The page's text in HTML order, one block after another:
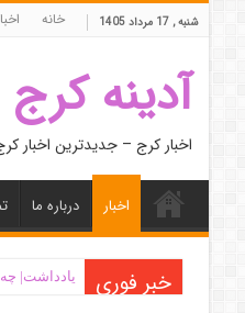
شنبه , 17 مرداد 1405 خانه
آدینه کرج
اخبار کرج – جدیدترین اخبار
اخبار درباره ما
خبر فوری یادداشت|